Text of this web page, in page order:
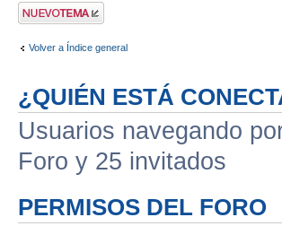
Publicar un nuevo
tema
Volver a Índice general
¿QUIÉN ESTÁ
Usuarios navegando
Foro y 25 invitados
PERMISOS DEL FORO